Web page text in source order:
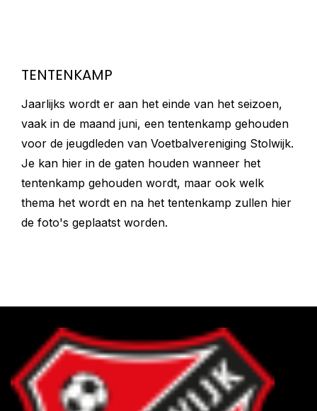
TENTENKAMP
Jaarlijks wordt er aan het einde van het seizoen,
vaak in de maand juni, een tentenkamp gehouden
voor de jeugdleden van Voetbalvereniging Stolwijk.
Je kan hier in de gaten houden wanneer het
tentenkamp gehouden wordt, maar ook welk
thema het wordt en na het tentenkamp zullen hier
de foto's geplaatst worden.